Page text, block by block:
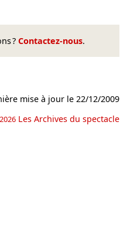
? Contactez-nous.
mise à jour le22/12/2009
Les Archives du spectacle